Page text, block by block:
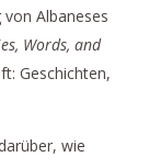
Albaneses
Words, and
Geschichten,
wie